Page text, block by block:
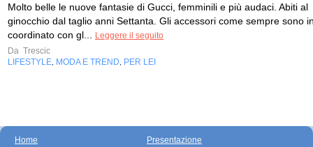
Molto belle le nuove fantasie di Gucci, femminili e più audaci. Abiti al
ginocchio dal taglio anni Settanta. Gli accessori come sempre sono
coordinato con gl...
Leggere il seguito
Da Trescic
LIFESTYLE MODA E TREND PER LEI
Home
Presentazione